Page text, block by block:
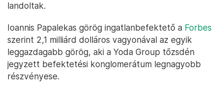
landoltak.
Ioannis Papalekas görög ingatlanbefektető a Forbes
szerint 2,1 milliárd dolláros vagyonával az egyik
leggazdagabb görög, aki a Yoda Group tőzsdén
jegyzett befektetési konglomerátum legnagyobb
részvényese.